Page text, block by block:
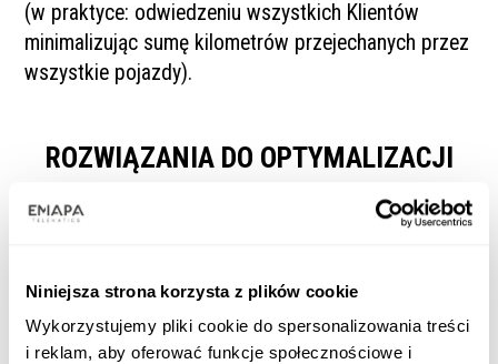
Niniejsza strona korzysta z plików cookie
Wykorzystujemy pliki cookie do spersonalizowania treści
i reklam, aby oferować funkcje społecznościowe i
(w praktyce: odwiedzeniu wszystkich Klientów
minimalizując sumę kilometrów przejechanych przez
wszystkie pojazdy).
ROZWIĄZANIA DO OPTYMALIZACJI